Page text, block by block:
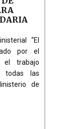
“El
por el
trabajo
todas las
de